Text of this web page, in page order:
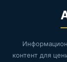
контент для